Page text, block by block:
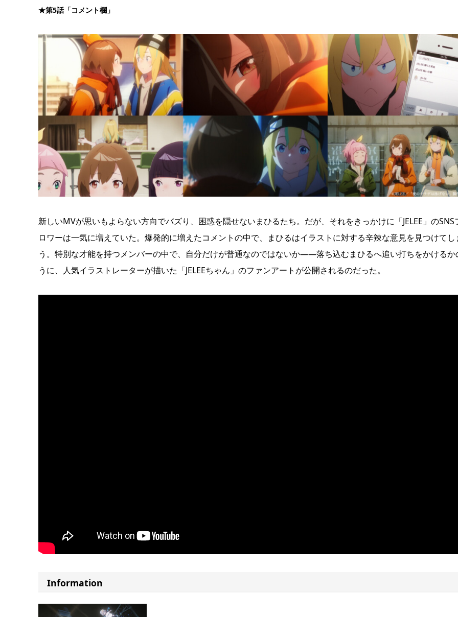
★第5話「コメント欄」
新しいMVが思いもよらない方向でバズり、困惑を隠せないまひるたち。だが、それをきっかけに「JELEE」のSNS
ロワーは一気に増えていた。爆発的に増えたコメントの中で、まひるはイラストに対する辛辣な意見を見つけてし
う。特別な才能を持つメンバーの中で、自分だけが普通なのではないか——落ち込むまひるへ追い打ちをかけるか
うに、人気イラストレーターが描いた「JELEEちゃん」のファンアートが公開されるのだった。
Information